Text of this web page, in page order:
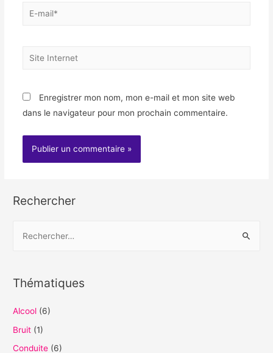
E-
Site
Enregistrer mon nom, mon e-mail et mon site web
dans le navigateur pour mon prochain commentaire.
Rechercher
h
r
c
h
Thématiques
Alcool (6)
Bruit (1)
Conduite (6)